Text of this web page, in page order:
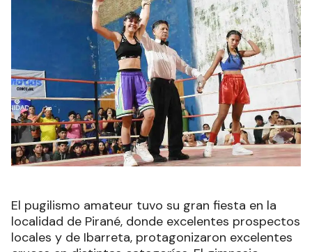
El pugilismo amateur tuvo su gran fiesta en la
localidad de Pirané, donde excelentes prospectos
locales y de Ibarreta, protagonizaron excelentes